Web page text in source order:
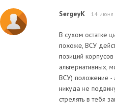
SergeyK 14 июня
В сухом остатке
похоже, ВСУ
позиций
альтернативных,
ВСУ) положение -
никуда не
стрелять в тебя